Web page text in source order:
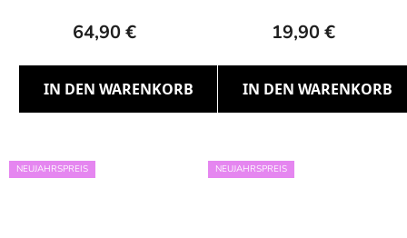
64,90 €
IN DEN WARENKORB
19,90 €
IN DEN WARENKORB
NEUJAHRSPREIS NEUJAHRSPREIS